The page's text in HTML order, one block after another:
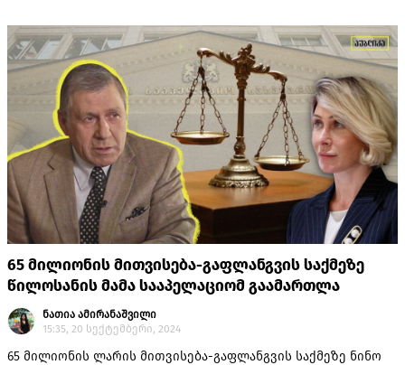
65 მილიონის მითვისება-გაფლანგვის საქმეზე
წილოსანის მამა სააპელაციომ გაამართლა
ნათია ამირანაშვილი
15:35, 20 სექტემბერი, 2024
65 მილიონის ლარის მითვისება-გაფლანგვის საქმეზე ნინო